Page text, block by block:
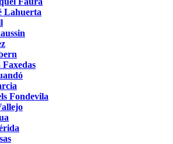
Lahuerta
Fondevila